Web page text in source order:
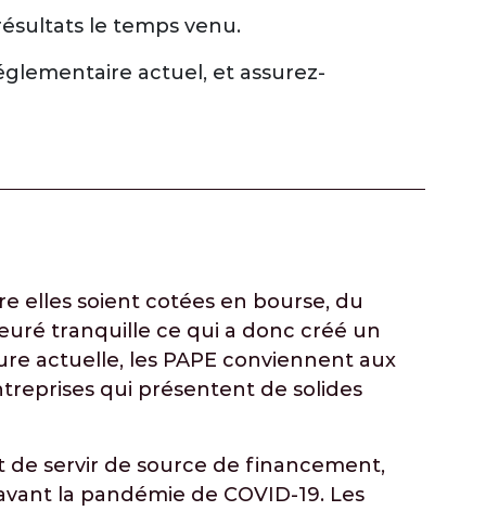
le temps venu.
actuel, et assurez-
elles soient cotées en bourse, du
tranquille ce qui a donc créé un
actuelle, les PAPE conviennent aux
qui présentent de solides
de servir de source de financement,
la pandémie de COVID-19. Les